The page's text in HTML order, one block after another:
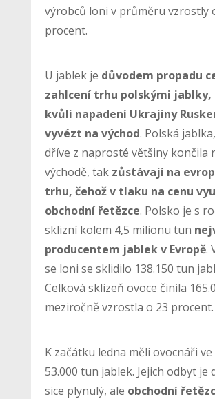
výrobců loni v průměru vzrostly
procent.
U jablek je důvodem propadu
zahlcení trhu polskými
kvůli napadení Ukrajiny
vyvézt na východ. Polská
dříve z naprosté většiny končila
východě, tak zůstávají na
trhu, čehož v tlaku na cenu
obchodní řetězce. Polsko je s
sklizní kolem 4,5 milionu tun
producentem jablek v Evropě.
se loni se sklidilo 138.150 tun
Celková sklizeň ovoce činila
meziročně vzrostla o 23 procent.
K začátku ledna měli ovocnáři ve
53.000 tun jablek. Jejich odbyt je
sice plynulý, ale obchodní